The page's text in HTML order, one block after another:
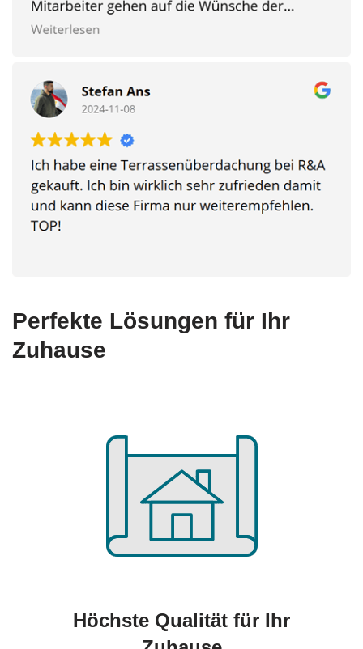
Perfekte Lösungen für Ihr
Zuhause
Höchste Qualität für Ihr